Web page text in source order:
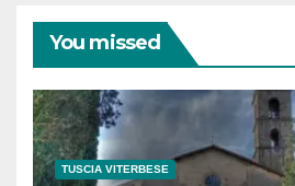
You missed
TUSCIA VITERBESE